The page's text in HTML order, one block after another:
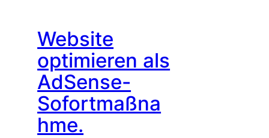
Website
optimieren als
AdSense-
Sofortmaßna
hme.